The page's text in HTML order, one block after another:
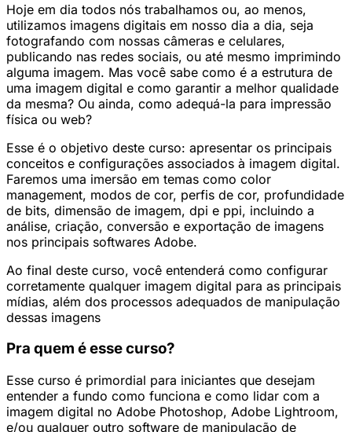
Hoje em dia todos nós trabalhamos ou, ao menos,
utilizamos imagens digitais em nosso dia a dia, seja
fotografando com nossas câmeras e celulares,
publicando nas redes sociais, ou até mesmo imprimindo
alguma imagem. Mas você sabe como é a estrutura de
uma imagem digital e como garantir a melhor qualidade
da mesma? Ou ainda, como adequá-la para impressão
física ou web?
Esse é o objetivo deste curso: apresentar os principais
conceitos e configurações associados à imagem digital.
Faremos uma imersão em temas como color
management, modos de cor, perfis de cor, profundidade
de bits, dimensão de imagem, dpi e ppi, incluindo a
análise, criação, conversão e exportação de imagens
nos principais softwares Adobe.
Ao final deste curso, você entenderá como configurar
corretamente qualquer imagem digital para as principais
mídias, além dos processos adequados de manipulação
dessas imagens
Pra quem é esse curso?
Esse curso é primordial para iniciantes que desejam
entender a fundo como funciona e como lidar com a
imagem digital no Adobe Photoshop, Adobe Lightroom,
e/ou qualquer outro software de manipulação de